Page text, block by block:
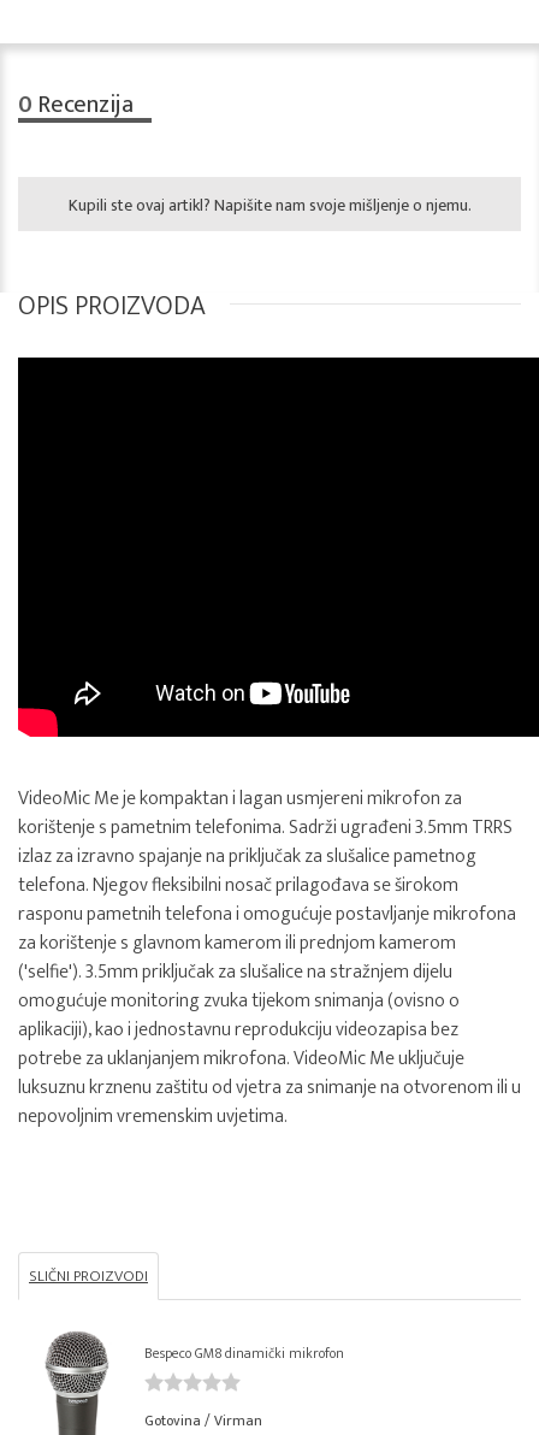
0 Recenzija
Kupili ste ovaj artikl? Napišite nam svoje mišljenje o njemu.
OPIS PROIZVODA
VideoMic Me je kompaktan i lagan usmjereni mikrofon za
korištenje s pametnim telefonima. Sadrži ugrađeni 3.5mm TRRS
izlaz za izravno spajanje na priključak za slušalice pametnog
telefona. Njegov fleksibilni nosač prilagođava se širokom
rasponu pametnih telefona i omogućuje postavljanje mikrofona
za korištenje s glavnom kamerom ili prednjom kamerom
('selfie'). 3.5mm priključak za slušalice na stražnjem dijelu
omogućuje monitoring zvuka tijekom snimanja (ovisno o
aplikaciji), kao i jednostavnu reprodukciju videozapisa bez
potrebe za uklanjanjem mikrofona. VideoMic Me uključuje
luksuznu krznenu zaštitu od vjetra za snimanje na otvorenom ili u
nepovoljnim vremenskim uvjetima.
SLIČNI PROIZVODI
Bespeco GM8 dinamički mikrofon
Gotovina / Virman